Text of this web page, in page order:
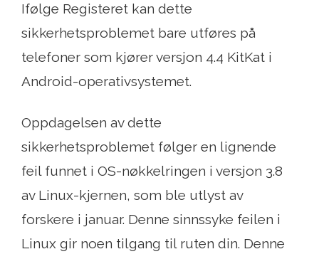
Ifølge Registeret kan dette
sikkerhetsproblemet bare utføres på
telefoner som kjører versjon 4.4 KitKat i
Android-operativsystemet.
Oppdagelsen av dette
sikkerhetsproblemet følger en lignende
feil funnet i OS-nøkkelringen i versjon 3.8
av Linux-kjernen, som ble utlyst av
forskere i januar. Denne sinnssyke feilen i
Linux gir noen tilgang til ruten din. Denne